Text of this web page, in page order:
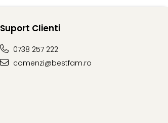
Suport Clienti
0738 257 222
comenzi@bestfam.ro